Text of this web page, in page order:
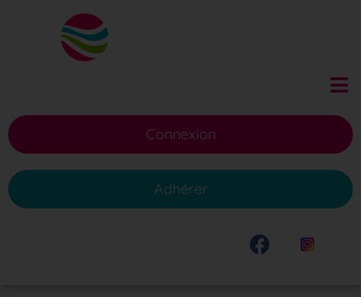
Connexion
Adhérer